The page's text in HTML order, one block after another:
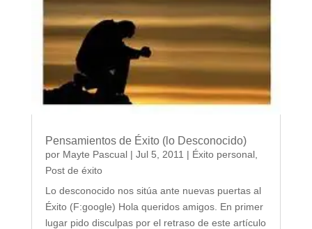
Pensamientos de Éxito (lo Desconocido)
por Mayte Pascual| Jul 5, 2011 | Éxito personal,
Post de éxito
Lo desconocido nos sitúa ante nuevas puertas al
Éxito (F:google) Hola queridos amigos. En primer
lugar pido disculpas por el retraso de este artículo